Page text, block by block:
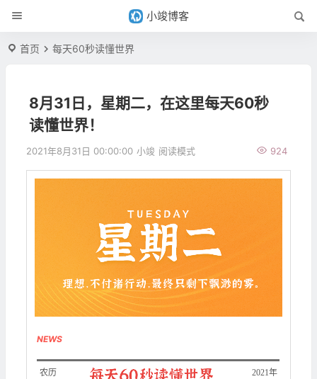
小竣博客
首页 每天60秒读懂世界
8月31日，星期二，在这里每天60秒
读懂世界！
2021年8月31日 00:00:00 小竣 924
阅读模式
NEWS
2021年
农历